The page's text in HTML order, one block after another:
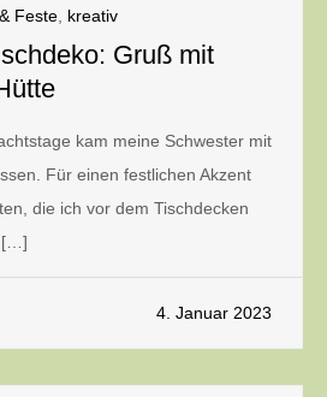
Feste kreativ
Gruß mit
kam meine Schwester mit
Für einen festlichen Akzent
die ich vor dem Tischdecken
[…]
4. Januar 2023